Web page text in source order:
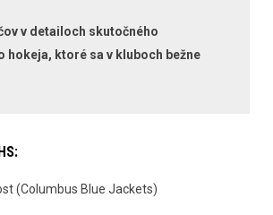
v detailoch skutočného
hokeja, ktoré sa v kluboch bežne
(Columbus Blue Jackets)